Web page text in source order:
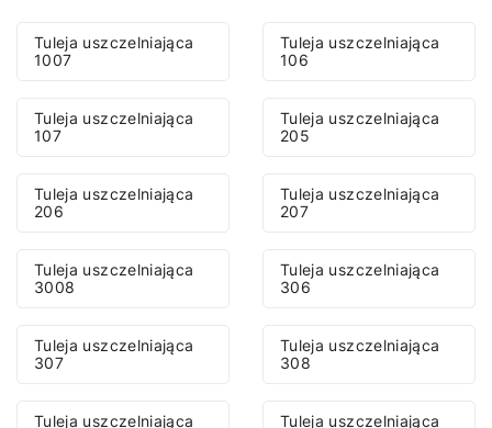
Tuleja uszczelniająca
1007
Tuleja uszczelniająca
106
Tuleja uszczelniająca
107
Tuleja uszczelniająca
205
Tuleja uszczelniająca
206
Tuleja uszczelniająca
207
Tuleja uszczelniająca
3008
Tuleja uszczelniająca
306
Tuleja uszczelniająca
307
Tuleja uszczelniająca
308
Tuleja uszczelniająca
Tuleja uszczelniająca